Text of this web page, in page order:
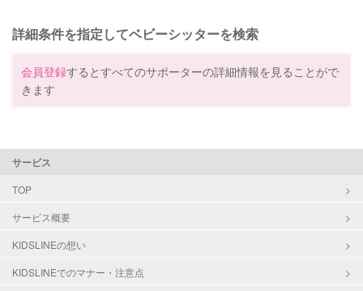
詳細条件を指定してベビーシッターを検索
会員登録するとすべてのサポーターの詳細情報を見ることがで
きます
サービス
TOP
サービス概要
KIDSLINEの想い
KIDSLINEでのマナー・注意点